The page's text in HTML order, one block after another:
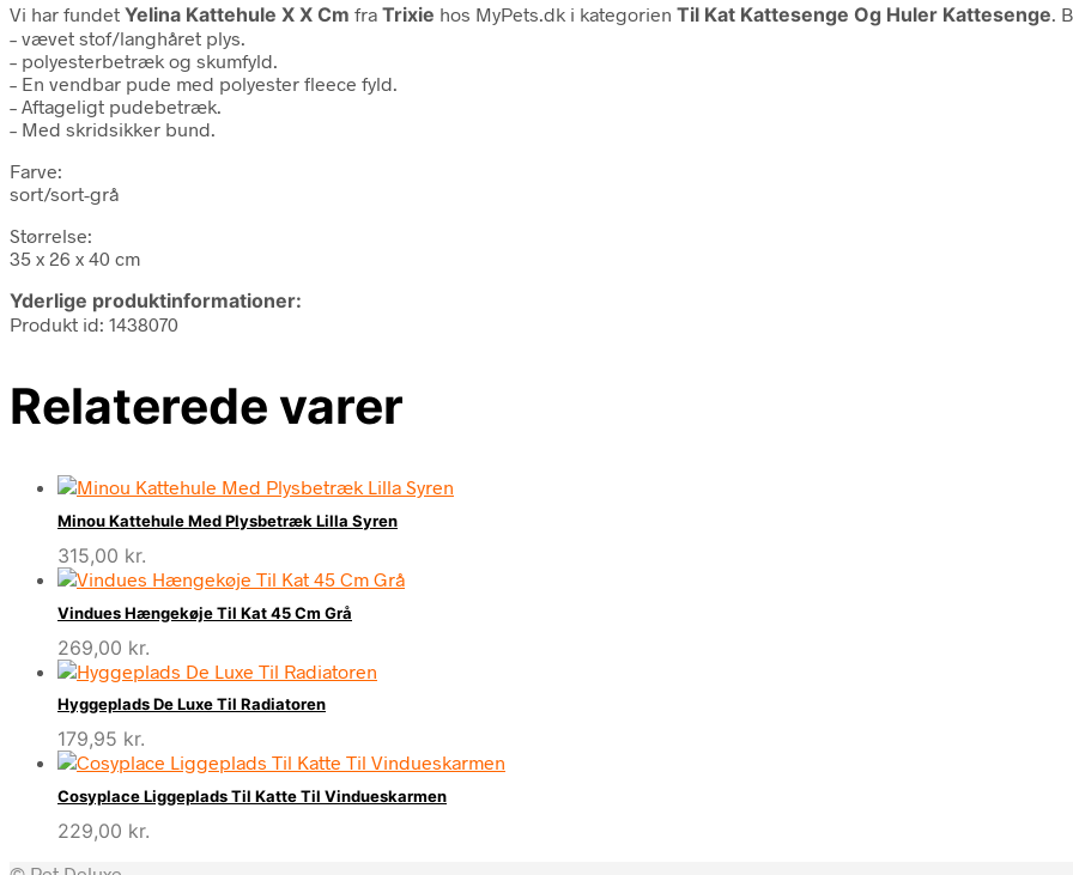
Vi har fundet Yelina Kattehule X X Cm fra Trixie hos MyPets.dk i kategorien Til Kat Kattesenge Og Huler Kattesenge .
– vævet stof/langhåret plys.
– polyesterbetræk og skumfyld.
– En vendbar pude med polyester fleece fyld.
– Aftageligt pudebetræk.
– Med skridsikker bund.
Farve:
sort/sort-grå
Størrelse:
35 x 26 x 40 cm
Yderlige produktinformationer:
Produkt id: 1438070
Relaterede varer
Minou Kattehule Med Plysbetræk Lilla Syren
315,00 kr.
Vindues Hængekøje Til Kat 45 Cm Grå
269,00 kr.
Hyggeplads De Luxe Til Radiatoren
179,95 kr.
Cosyplace Liggeplads Til Katte Til Vindueskarmen
229,00 kr.